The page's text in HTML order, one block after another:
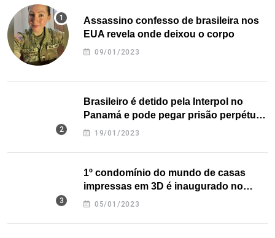
Assassino confesso de brasileira nos
EUA revela onde deixou o corpo
09/01/2023
Brasileiro é detido pela Interpol no
Panamá e pode pegar prisão perpétua
nos EUA
19/01/2023
1º condomínio do mundo de casas
impressas em 3D é inaugurado no
Texas
05/01/2023